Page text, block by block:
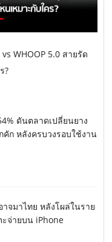
WHOOP 5.0 สายรัด
?
ดันตลาดเปลี่ยนยาง
คัก หลังครบวงรอบใช้งาน
จมาไทย หลังโผล่ในราย
จ่ายบน iPhone